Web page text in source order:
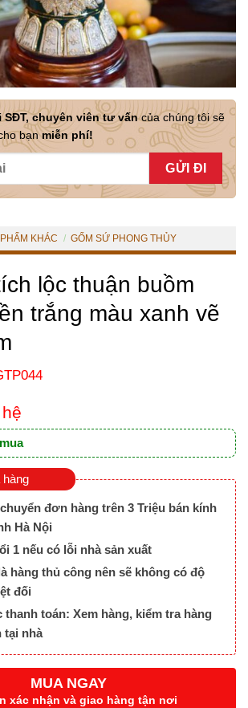
SĐT, chuyên viên tư vấncủa chúng tôi sẽ
bạnmiễn phí!
KHÁC / GỐM SỨ PHONG THỦY
lộc thuận buồm
trắng màu xanh vẽ
hàng
đơn hàng trên 3 Triệu bán kính
Hà Nội
1 nếu có lỗi nhà sản xuất
hàng thủ công nên sẽ không có độ
đối
toán: Xem hàng, kiểm tra hàng
tại nhà
MUA NGAY
xác nhận và giao hàng tận nơi